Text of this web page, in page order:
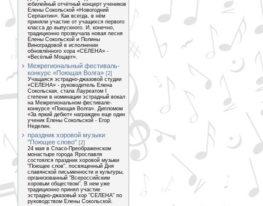
юбилейный отчётный концерт учеников
Елены Сокольской «Новогодний
Серпантин». Как всегда, в нём
приняли участие от учащихся первого
класса до выпускного. И, конечно,
традиционно прозвучала новая песня
Елены Сокольской и Полины
Виноградовой в исполнении
обновлённого хора «СЕЛЕНА» -
«Весёлый Моцарт».
Межрегиональный фестиваль-
конкурс «Поющая Волга» [2]
Учащаяся эстрадно-джазовой студии
«СЕЛЕНА» - руководитель Елена
Сокольская, стала Лауреатом I
степени в номинации эстрадный вокал
на Межрегиональном фестивале-
конкурсе «Поющая Волга». Дипломом
«За яркий дебют» награжден еще один
ученик Елены Сокольской - Егор
Неделин.
праздник хоровой музыки
"Поющее слово" [2]
24 мая в Спасо-Преображенском
монастыре города Ярославля
состоялся праздник хоровой музыки
"Поющее слов", посвященный Дня
славянской письменности и культуры,
организованный "Всероссийским
хоровым обществом". В нем уже
традиционно принял участие
эстрадно-джазовый хор "СЕЛЕНА" по
руководством Елены Сокольской.